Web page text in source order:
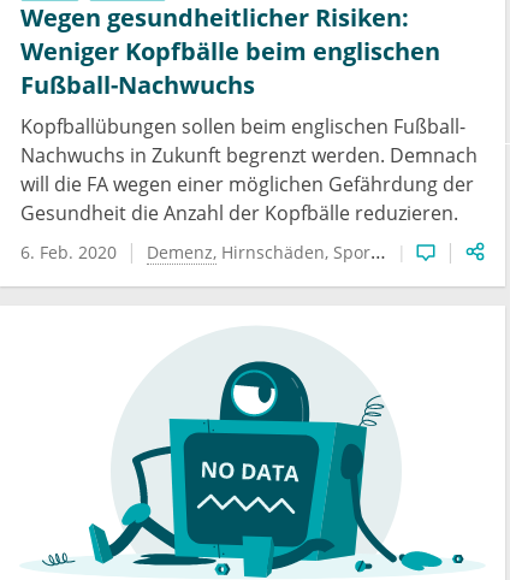
Wegen gesundheitlicher Risiken:
Weniger Kopfbälle beim englischen
Fußball-Nachwuchs
Kopfballübungen sollen beim englischen Fußball-
Nachwuchs in Zukunft begrenzt werden. Demnach
will die FA wegen einer möglichen Gefährdung der
Gesundheit die Anzahl der Kopfbälle reduzieren.
6. Feb. 2020 Demenz Hirnschäden Sportmedizin